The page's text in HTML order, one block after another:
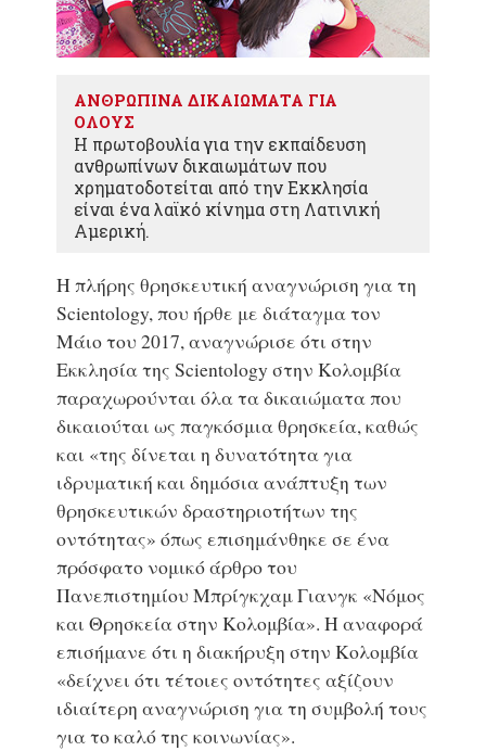
ΑΝΘΡΩΠΙΝΑ ΔΙΚΑΙΩΜΑΤΑ ΓΙΑ
ΟΛΟΥΣ
Η πρωτοβουλία για την εκπαίδευση
ανθρωπίνων δικαιωμάτων που
χρηματοδοτείται από την Εκκλησία
είναι ένα λαϊκό κίνημα στη Λατινική
Αμερική.
Η πλήρης θρησκευτική αναγνώριση για τη
Scientology, που ήρθε με διάταγμα τον
Μάιο του 2017, αναγνώρισε ότι στην
Εκκλησία της Scientology στην Κολομβία
παραχωρούνται όλα τα δικαιώματα που
δικαιούται ως παγκόσμια θρησκεία, καθώς
και «της δίνεται η δυνατότητα για
ιδρυματική και δημόσια ανάπτυξη των
θρησκευτικών δραστηριοτήτων της
οντότητας» όπως επισημάνθηκε σε ένα
πρόσφατο νομικό άρθρο του
Πανεπιστημίου Μπρίγκχαμ Γιανγκ «Νόμος
και Θρησκεία στην Κολομβία». Η αναφορά
επισήμανε ότι η διακήρυξη στην Κολομβία
«δείχνει ότι τέτοιες οντότητες αξίζουν
ιδιαίτερη αναγνώριση για τη συμβολή τους
για το καλό της κοινωνίας».